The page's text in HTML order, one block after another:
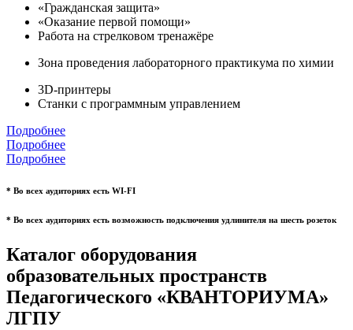
«Гражданская защита»
«Оказание первой помощи»
Работа на стрелковом тренажёре
Зона проведения лабораторного практикума по химии
3D-принтеры
Станки с программным управлением
Подробнее
Подробнее
Подробнее
* Во всех аудиториях есть WI-FI
* Во всех аудиториях есть возможность подключения удлинителя на шесть розеток
Каталог оборудования
образовательных пространств
Педагогического «КВАНТОРИУМА»
ЛГПУ